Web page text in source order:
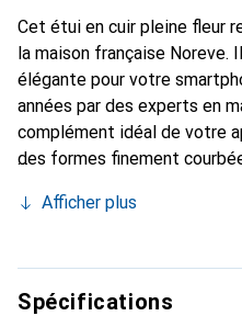
Cet étui en cuir pleine fleur
la maison française
élégante pour votre
années par des experts en
complément idéal de votre
des formes finement
votre smartphone. La
constitue toujours un bon
Afficher plus
Spécifications